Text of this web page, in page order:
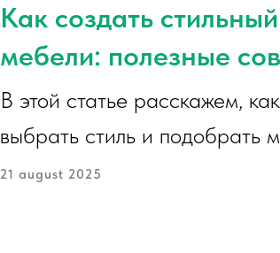
Как создать
мебели: полезные
В этой статье расскажем,
выбрать стиль и подобрать
21 august 2025